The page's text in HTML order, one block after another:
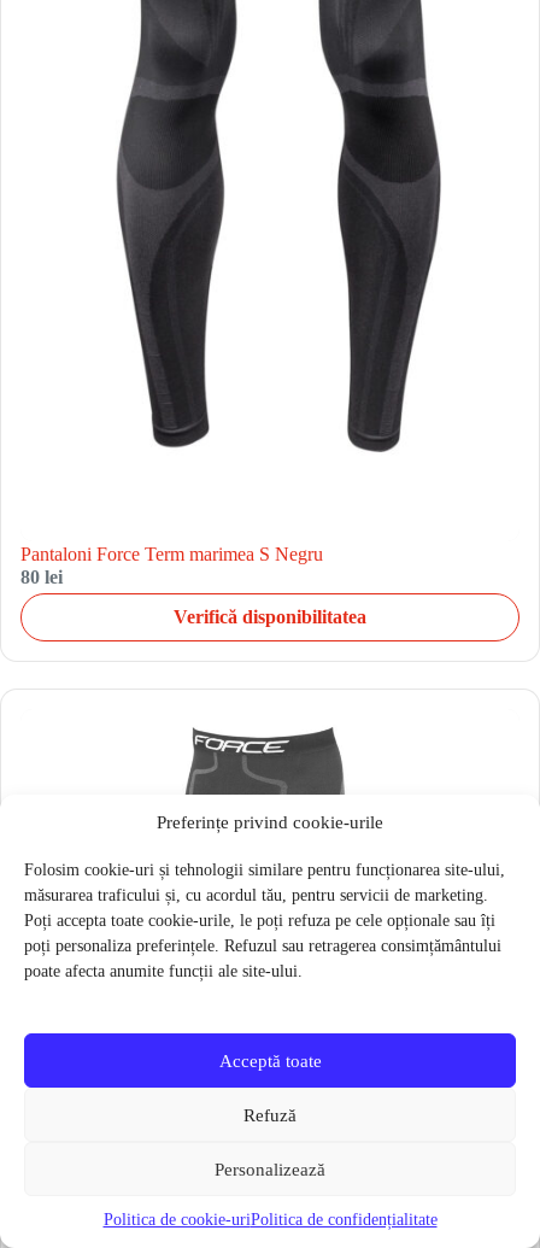
Preferințe privind cookie-urile
Folosim cookie-uri și tehnologii similare pentru funcționarea site-ului,
măsurarea traficului și, cu acordul tău, pentru servicii de marketing.
Poți accepta toate cookie-urile, le poți refuza pe cele opționale sau îți
poți personaliza preferințele. Refuzul sau retragerea consimțământului
poate afecta anumite funcții ale site-ului.
Acceptă toate
Refuză
Personalizează
Politica de cookie-uriPolitica de confidențialitate
Pantaloni Force Term marimea S Negru
80 lei
Verifică disponibilitatea
Pantaloni functionali Force Frost marime L-XL Negru